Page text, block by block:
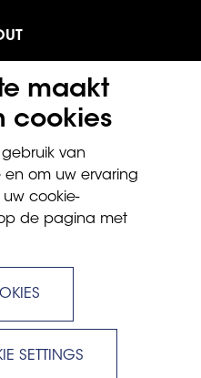
maakt
cookies
van
en om uw ervaring
uw cookie-
de pagina met
SETTINGS
Ltd
Biff Bang Pow